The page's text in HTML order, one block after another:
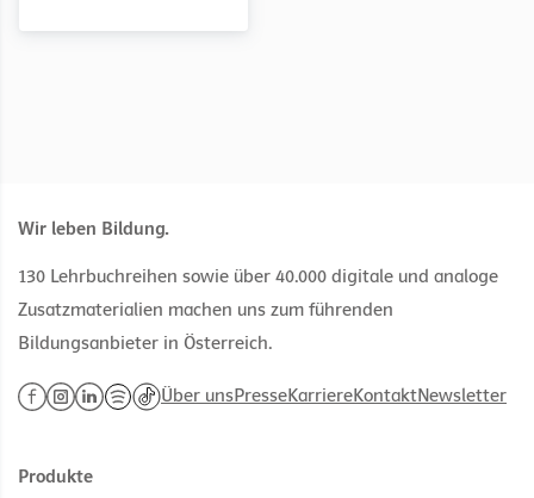
Wir leben Bildung.
130 Lehrbuchreihen sowie über 40.000 digitale und analoge
Zusatzmaterialien machen uns zum führenden
Bildungsanbieter in Österreich.
Über unsPresseKarriereKontaktNewsletter
Produkte